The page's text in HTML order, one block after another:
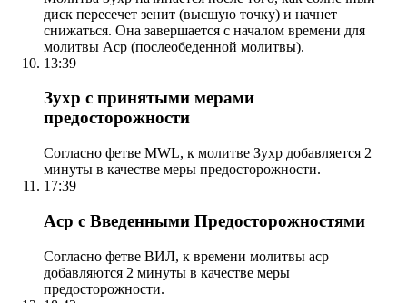
диск пересечет зенит (высшую точку) и начнет
снижаться. Она завершается с началом времени для
молитвы Аср (послеобеденной молитвы).
13:39
Зухр с принятыми мерами
предосторожности
Согласно фетве MWL, к молитве Зухр добавляется 2
минуты в качестве меры предосторожности.
17:39
Аср с Введенными Предосторожностями
Согласно фетве ВИЛ, к времени молитвы аср
добавляются 2 минуты в качестве меры
предосторожности.